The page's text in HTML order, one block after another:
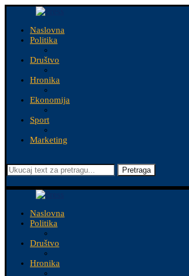
Naslovna
Politika
Društvo
Hronika
Ekonomija
Sport
Marketing
Pretraga
Naslovna
Politika
Društvo
Hronika